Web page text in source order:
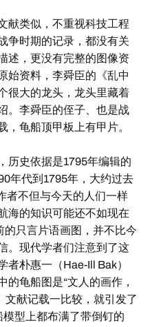
献类似，不重视科技工程
争时期的记录，都没有关
述，更没有完整的图像资
始资料，李舜臣的《乱中
很大的龙头，龙头里藏着
。李舜臣的侄子、也是战
，龟船顶甲板上有甲片。
历史依据是1795年编辑的
年代到1795年，大约过去
者不但与今天的人们一样
海的知识可能还不如现在
只言片语画图，并不比今
。现代学者们注意到了这
者朴惠一（Hae-Ill Bak）
的龟船图是“文人的画作，
文献记载一比较，就引发了
型上都布满了带倒钉的